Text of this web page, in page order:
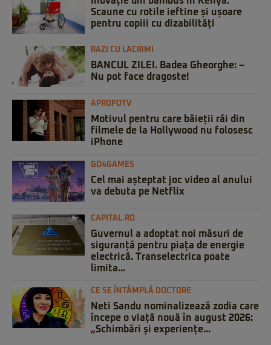
Scaune cu rotile ieftine și ușoare
pentru copiii cu dizabilități
RAZI CU LACRIMI
BANCUL ZILEI. Badea Gheorghe: –
Nu pot face dragoste!
APROPOTV
Motivul pentru care băieții răi din
filmele de la Hollywood nu folosesc
iPhone
GO4GAMES
Cel mai așteptat joc video al anului
va debuta pe Netflix
CAPITAL.RO
Guvernul a adoptat noi măsuri de
siguranță pentru piața de energie
electrică. Transelectrica poate
limita...
CE SE ÎNTÂMPLĂ DOCTORE
Neti Sandu nominalizează zodia care
începe o viață nouă în august 2026:
„Schimbări și experiențe...